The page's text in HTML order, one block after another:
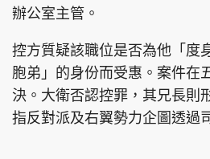
辦公室主管。
控方質疑該職位是否為他「度
胞弟」的身份而受惠。案件在
決。大衛否認控罪，其兄長則
指反對派及右翼勢力企圖透過